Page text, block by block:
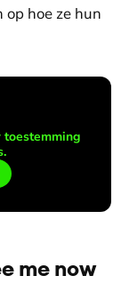
op hoe ze hun
me now